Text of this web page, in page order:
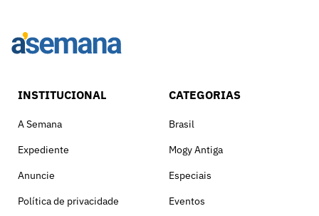
INSTITUCIONAL
A Semana
Expediente
Anuncie
Política de privacidade
CATEGORIAS
Brasil
Mogy Antiga
Especiais
Eventos